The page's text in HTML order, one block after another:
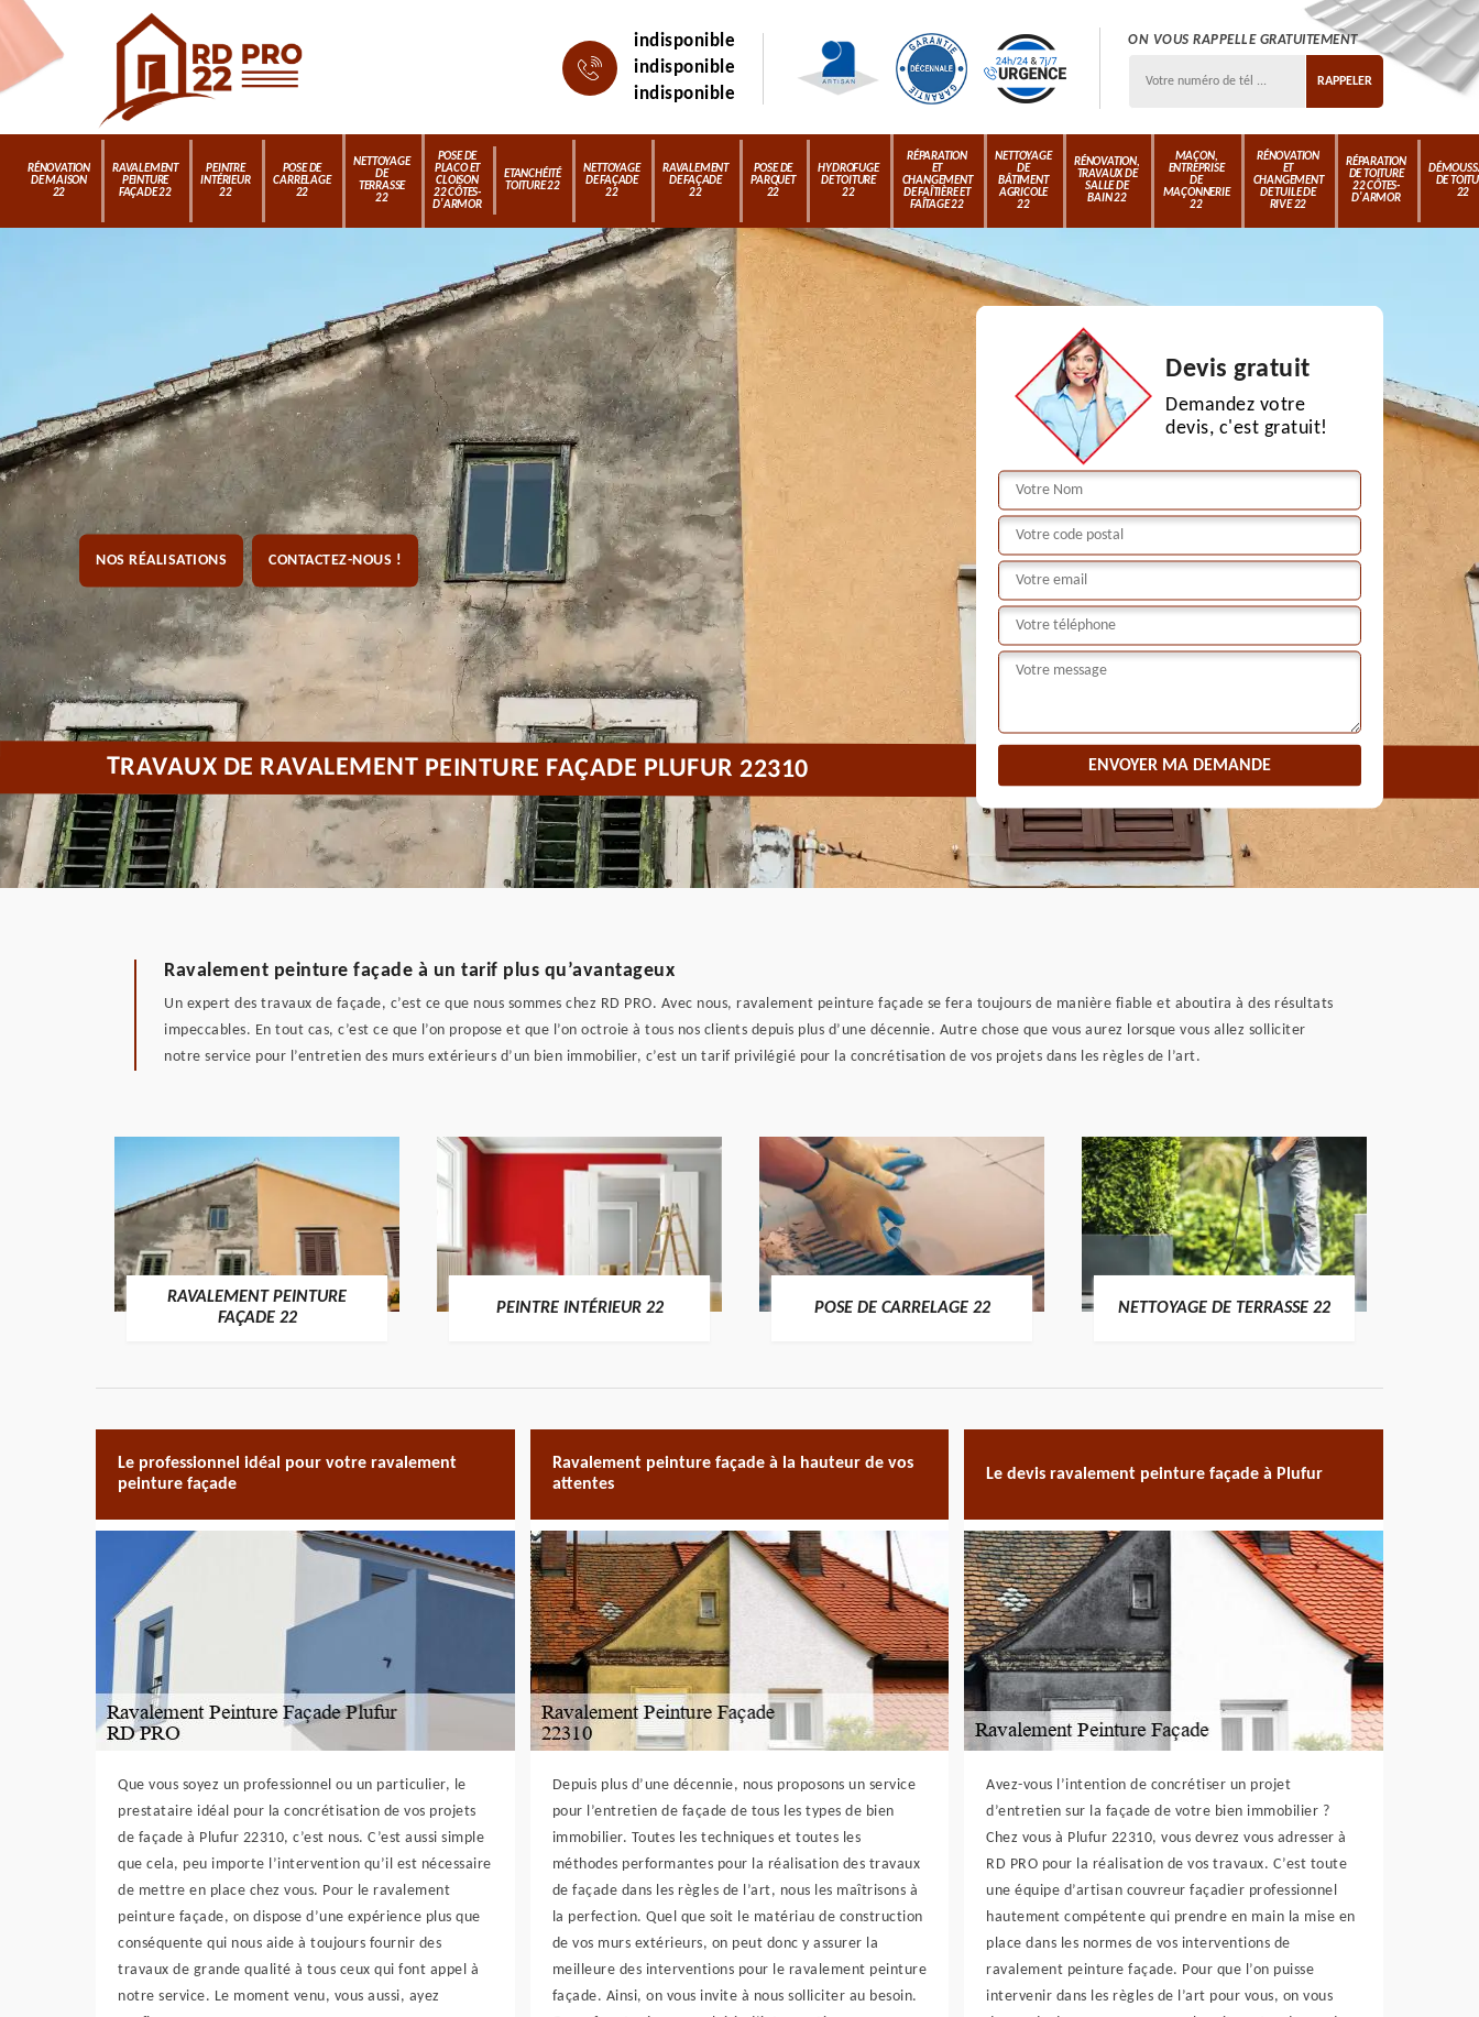
indisponible
indisponible
indisponible
ON VOUS RAPPELLE GRATUITEMENT
RÉNOVATION
DE MAISON
22
RAVALEMENT
PEINTURE
FAÇADE 22
PEINTRE
INTÉRIEUR
22
POSE DE
CARRELAGE
22
NETTOYAGE
DE
TERRASSE
22
POSE DE
PLACO ET
CLOISON
22 CÔTES-
D'ARMOR
ETANCHÉITÉ
TOITURE 22
NETTOYAGE
DE FAÇADE
22
RAVALEMENT
DE FAÇADE
22
POSE DE
PARQUET
22
HYDROFUGE
DE TOITURE
22
RÉPARATION
ET
CHANGEMENT
DE FAÎTIÈRE ET
FAÎTAGE 22
NETTOYAGE
DE
BÂTIMENT
AGRICOLE
22
RÉNOVATION,
TRAVAUX DE
SALLE DE
BAIN 22
MAÇON,
ENTREPRISE
DE
MAÇONNERIE
22
RÉNOVATION
ET
CHANGEMENT
DE TUILE DE
RIVE 22
RÉPARATION
DE TOITURE
22 CÔTES-
D'ARMOR
DE
22
NOS RÉALISATIONS CONTACTEZ-NOUS !
Devis gratuit
Demandez votre
devis, c'est gratuit!
TRAVAUX DE RAVALEMENT PEINTURE FAÇADE PLUFUR 22310
Ravalement peinture façade à un tarif plus qu’avantageux
Un expert des travaux de façade, c’est ce que nous sommes chez RD PRO. Avec nous, ravalement peinture façade se fera toujours de manière fiable et aboutira à des résultats
impeccables. En tout cas, c’est ce que l’on propose et que l’on octroie à tous nos clients depuis plus d’une décennie. Autre chose que vous aurez lorsque vous allez solliciter
notre service pour l’entretien des murs extérieurs d’un bien immobilier, c’est un tarif privilégié pour la concrétisation de vos projets dans les règles de l’art.
RAVALEMENT PEINTURE
FAÇADE 22
PEINTRE INTÉRIEUR 22 POSE DE CARRELAGE 22 NETTOYAGE DE TERRASSE 22
Le professionnel idéal pour votre ravalement
peinture façade
Que vous soyez un professionnel ou un particulier, le
prestataire idéal pour la concrétisation de vos projets
de façade à Plufur 22310, c’est nous. C’est aussi simple
que cela, peu importe l’intervention qu’il est nécessaire
de mettre en place chez vous. Pour le ravalement
peinture façade, on dispose d’une expérience plus que
conséquente qui nous aide à toujours fournir des
travaux de grande qualité à tous ceux qui font appel à
notre service. Le moment venu, vous aussi, ayez
Ravalement peinture façade à la hauteur de vos
attentes
Depuis plus d’une décennie, nous proposons un service
pour l’entretien de façade de tous les types de bien
immobilier. Toutes les techniques et toutes les
méthodes performantes pour la réalisation des travaux
de façade dans les règles de l’art, nous les maîtrisons à
la perfection. Quel que soit le matériau de construction
de vos murs extérieurs, on peut donc y assurer la
meilleure des interventions pour le ravalement peinture
façade. Ainsi, on vous invite à nous solliciter au besoin.
Le devis ravalement peinture façade à Plufur
Avez-vous l’intention de concrétiser un projet
d’entretien sur la façade de votre bien immobilier ?
Chez vous à Plufur 22310, vous devrez vous adresser à
RD PRO pour la réalisation de vos travaux. C’est toute
une équipe d’artisan couvreur façadier professionnel
hautement compétente qui prendre en main la mise en
place dans les normes de vos interventions de
ravalement peinture façade. Pour que l’on puisse
intervenir dans les règles de l’art pour vous, on vous